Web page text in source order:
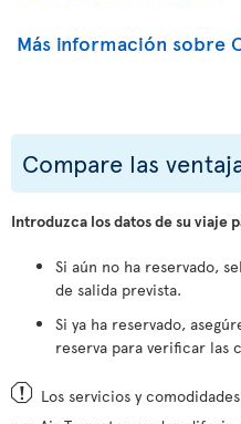
Más información sobre
Compare las
Introduzca los datos de su viaje
Si aún no ha reservado,
de salida prevista.
Si ya ha reservado,
reserva para verificar las
Los servicios y